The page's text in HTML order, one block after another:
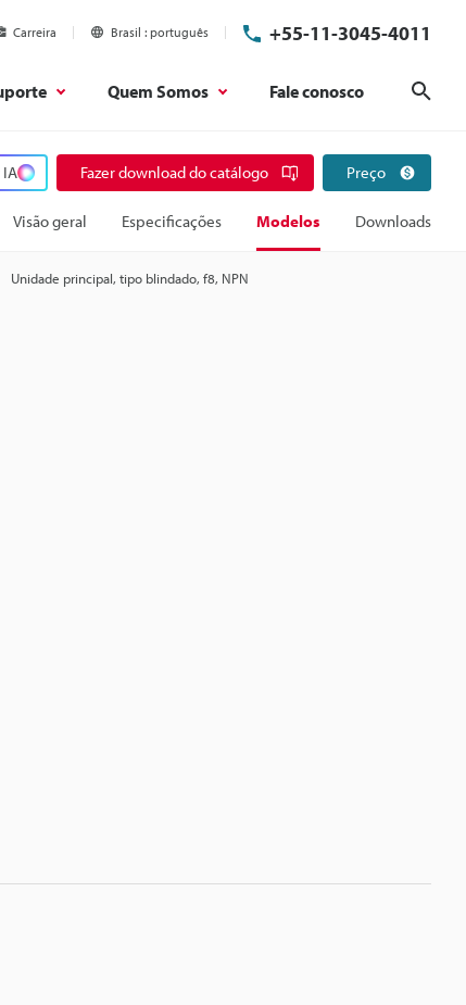
Carreira Brasil português +55-11-3045-4011
Quem Somos Fale conosco
IA Fazer download do catálogo Preço
Visão geral Especificações Modelos Downloads
Unidade principal, tipo blindado, f8, NPN